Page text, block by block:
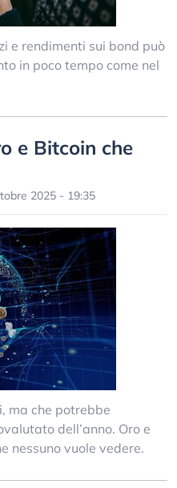
e rendimenti sui bond può
in poco tempo come nel
e Bitcoin che
2025 - 19:35
ma che potrebbe
dell’anno. Oro e
nessuno vuole vedere.